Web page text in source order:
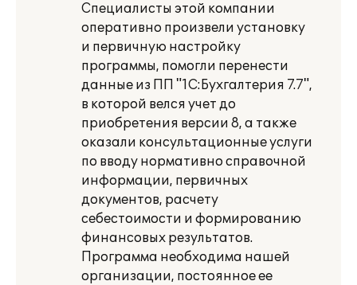
Специалисты этой компании
оперативно произвели установку
и первичную настройку
программы, помогли перенести
данные из ПП "1С:Бухгалтерия 7.7",
в которой велся учет до
приобретения версии 8, а также
оказали консультационные услуги
по вводу нормативно справочной
информации, первичных
документов, расчету
себестоимости и формированию
финансовых результатов.
Программа необходима нашей
организации, постоянное ее